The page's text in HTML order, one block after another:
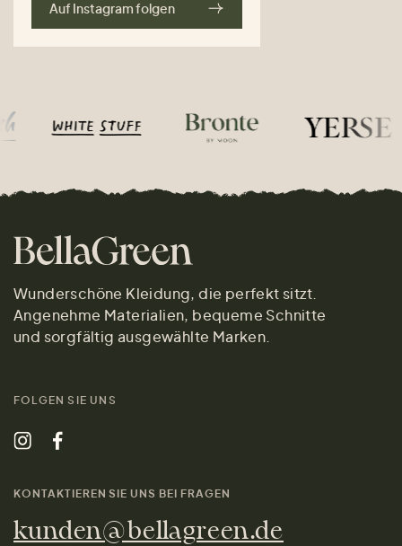
Auf Instagram folgen
Wunderschöne Kleidung, die perfekt sitzt.
Angenehme Materialien, bequeme Schnitte
und sorgfältig ausgewählte Marken.
FOLGEN SIE UNS
KONTAKTIEREN SIE UNS BEI FRAGEN
kunden@bellagreen.de